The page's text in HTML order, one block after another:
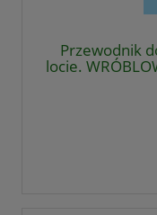
Przewodnik
locie.